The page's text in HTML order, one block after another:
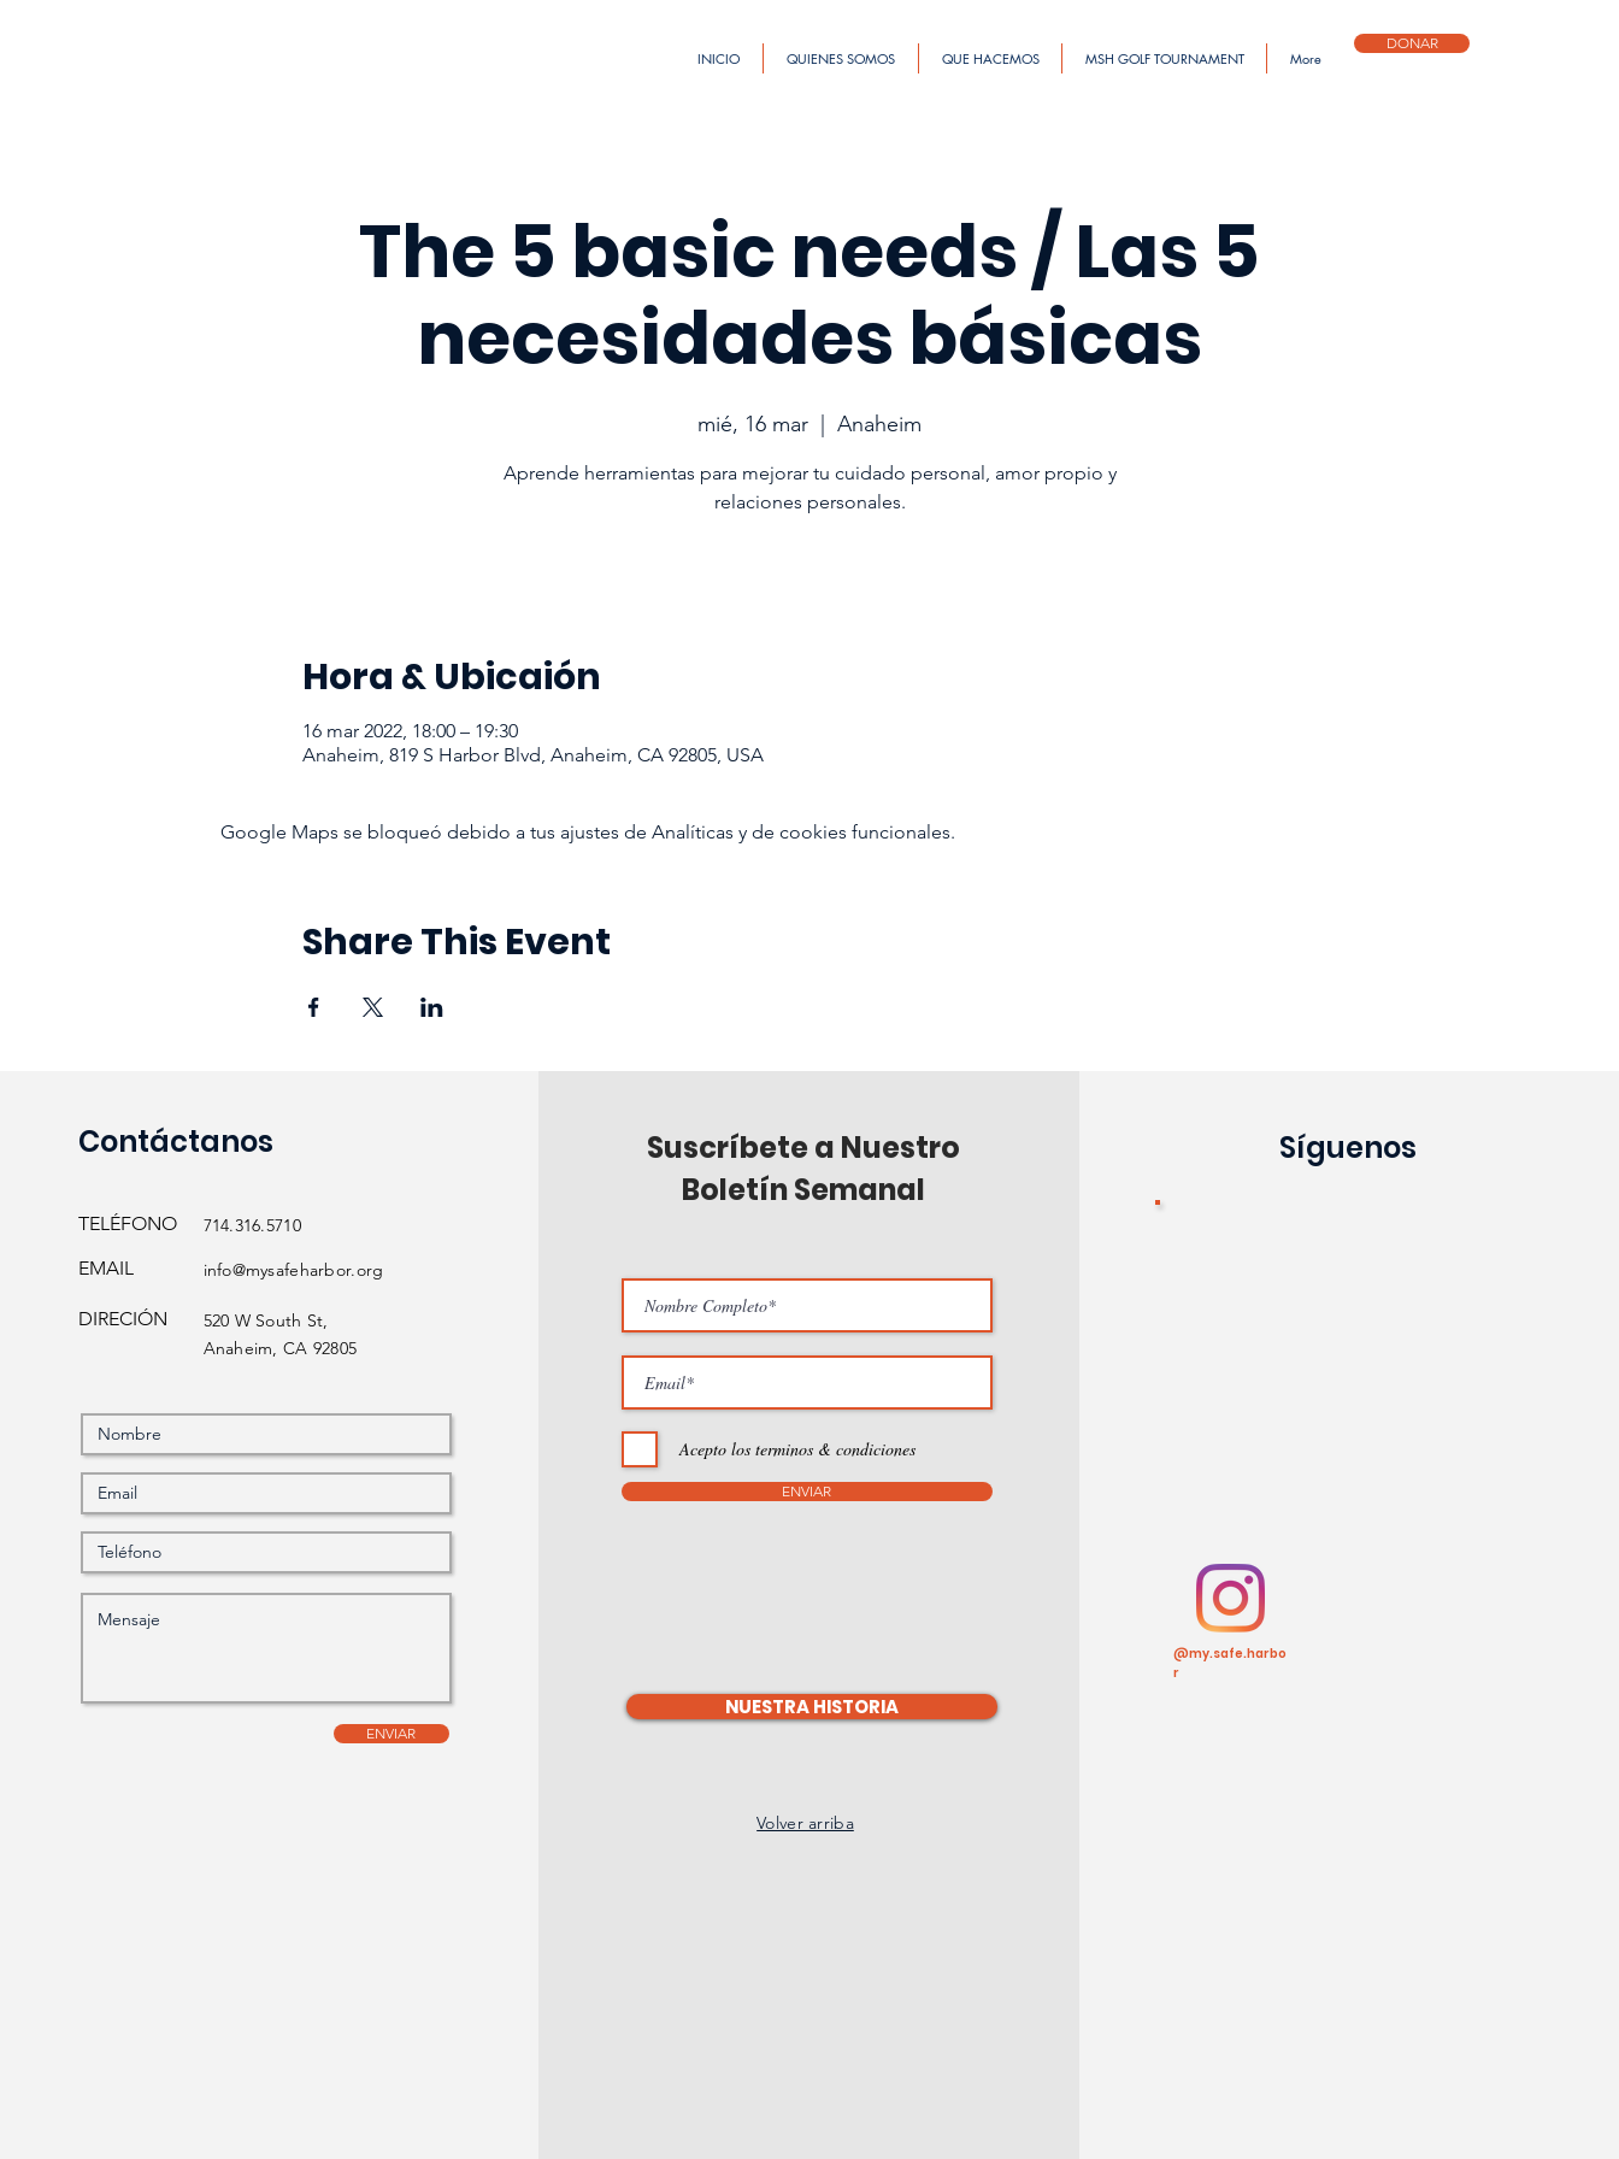
INICIO QUIENES SOMOS QUE HACEMOS MSH GOLF TOURNAMENT More
DONAR
The 5 basic needs / Las 5
necesidades básicas
mié, 16 mar Anaheim
Aprende herramientas para mejorar tu cuidado personal, amor propio y
relaciones personales.
Hora & Ubicaión
16 mar 2022, 18:00 – 19:30
Anaheim, 819 S Harbor Blvd, Anaheim, CA 92805, USA
Google Maps se bloqueó debido a tus ajustes de Analíticas y de cookies funcionales.
Share This Event
Contáctanos
TELÉFONO
EMAIL
DIRECIÓN
714.316.5710
info@mysafeharbor.org
520 W South St,
Anaheim, CA 92805
ENVIAR
Suscríbete a Nuestro
Boletín Semanal
Acepto los terminos & condiciones
ENVIAR
NUESTRA HISTORIA
Volver arriba
Síguenos
@my.safe.harbo
r